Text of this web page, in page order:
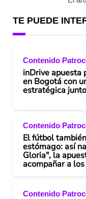
TE PUEDE
Contenido
inDrive apuesta
en Bogotá con
estratégica
Contenido
El fútbol
estómago: así
Gloria", la
acompañar a
Contenido